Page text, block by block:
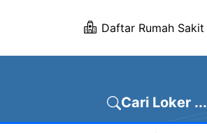
Daftar Rumah Sakit
Cari Loker ...